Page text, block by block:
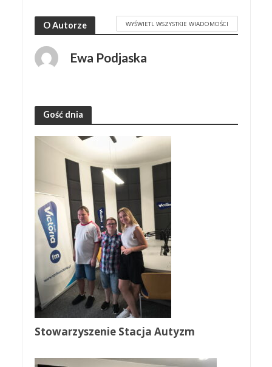
O Autorze WYŚWIETL WSZYSTKIE WIADOMOŚCI
Ewa Podjaska
Gość dnia
Stowarzyszenie Stacja Autyzm